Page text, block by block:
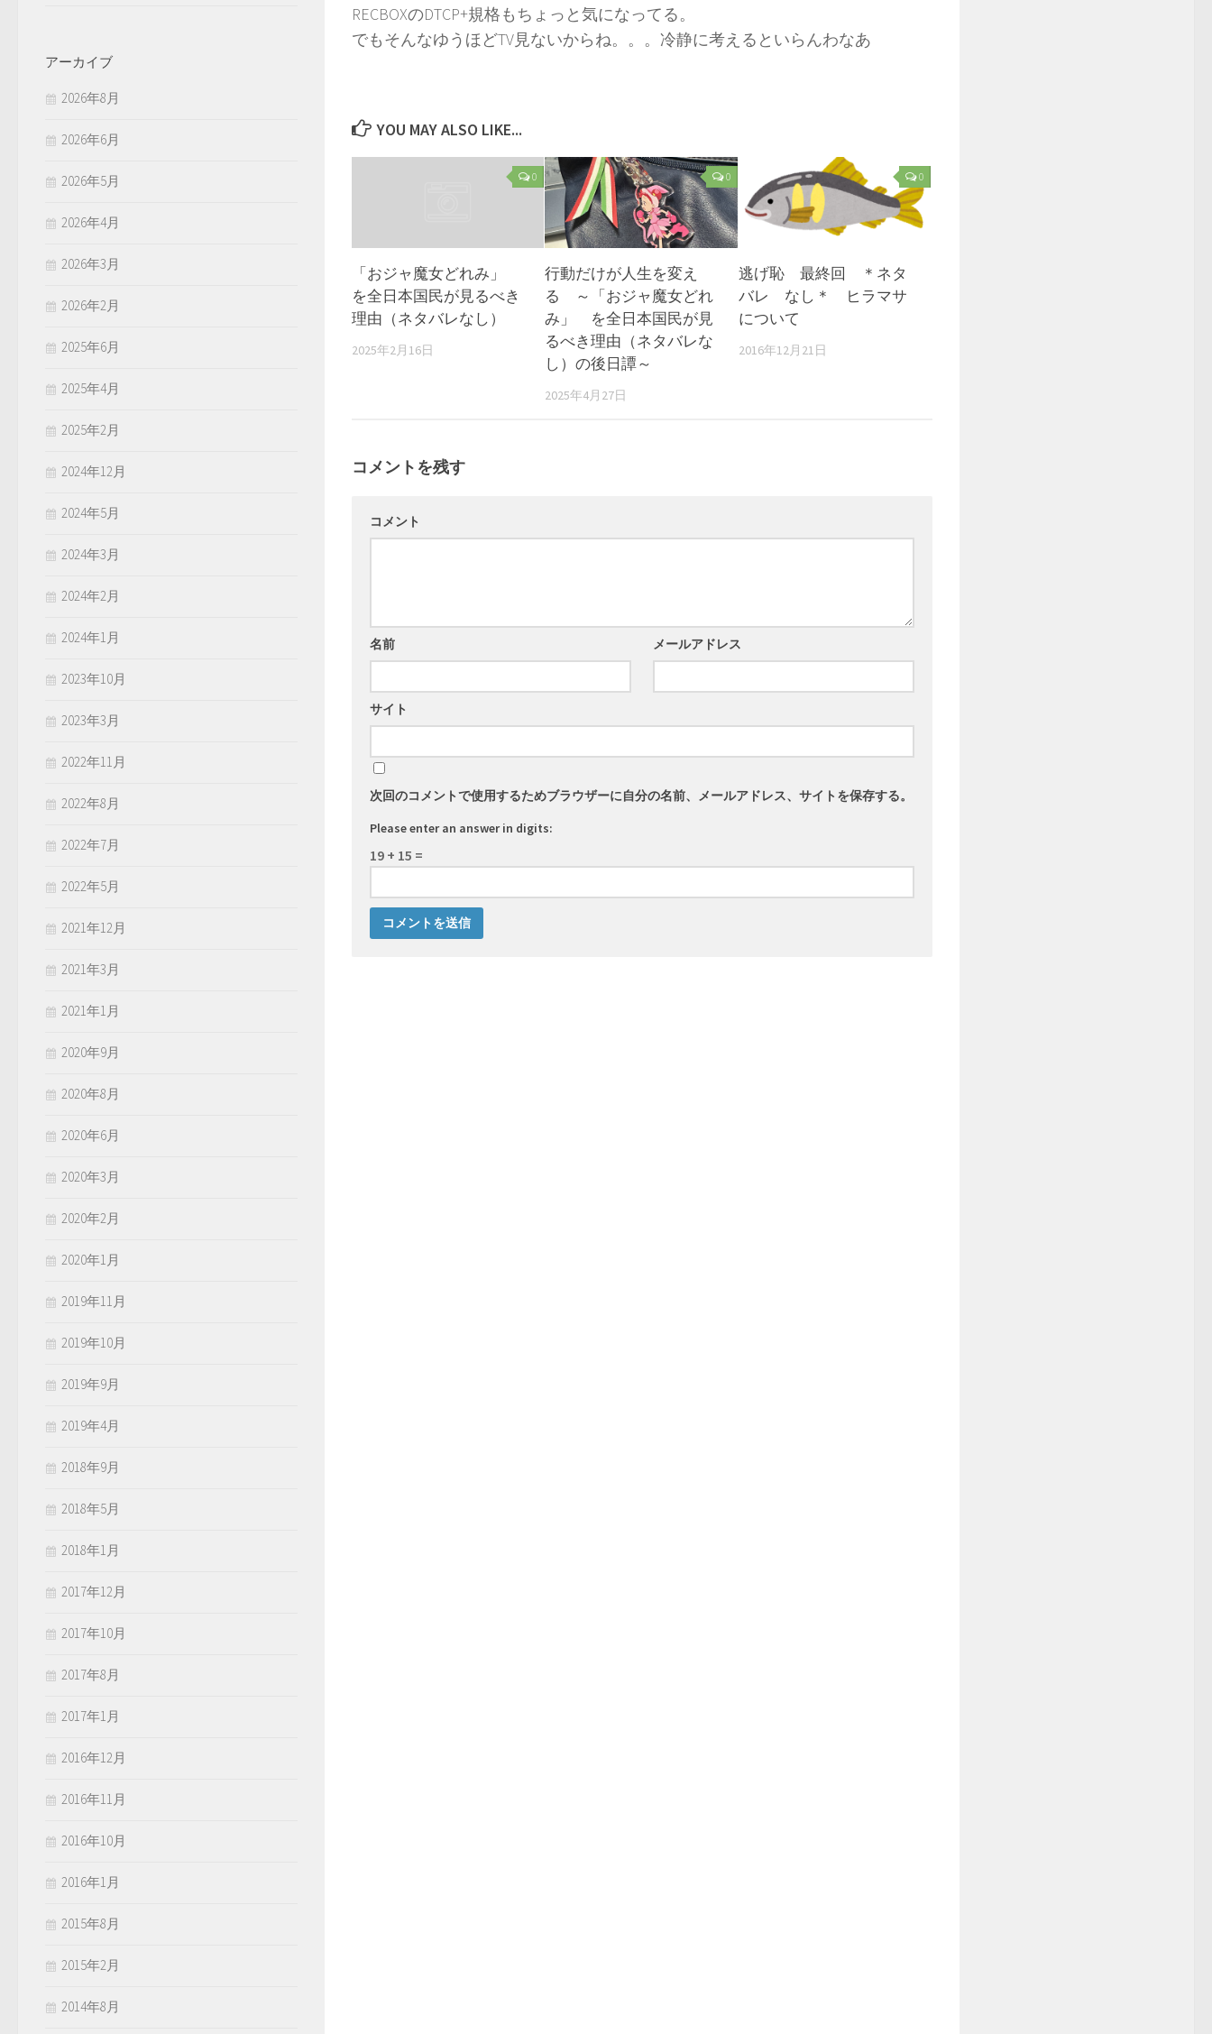
RECBOXのDTCP+規格もちょっと気になってる。
でもそんなゆうほどTV見ないからね。。。冷静に考えるといらんわなあ
YOU MAY ALSO LIKE...
0
「おジャ魔女どれみ」
を全日本国民が見るべき
理由（ネタバレなし）
2025年2月16日
0
行動だけが人生を変え
る ～「おジャ魔女どれ
み」 を全日本国民が見
るべき理由（ネタバレな
し）の後日譚～
2025年4月27日
0
逃げ恥 最終回 ＊ネタ
バレ なし＊ ヒラマサ
について
2016年12月21日
コメントを残す
コメント
名前 メールアドレス
サイト
次回のコメントで使用するためブラウザーに自分の名前、メールアドレス、サイトを保存する。
Please enter an answer in digits:
19 + 15 =
アーカイブ
2026年8月
2026年6月
2026年5月
2026年4月
2026年3月
2026年2月
2025年6月
2025年4月
2025年2月
2024年12月
2024年5月
2024年3月
2024年2月
2024年1月
2023年10月
2023年3月
2022年11月
2022年8月
2022年7月
2022年5月
2021年12月
2021年3月
2021年1月
2020年9月
2020年8月
2020年6月
2020年3月
2020年2月
2020年1月
2019年11月
2019年10月
2019年9月
2019年4月
2018年9月
2018年5月
2018年1月
2017年12月
2017年10月
2017年8月
2017年1月
2016年12月
2016年11月
2016年10月
2016年1月
2015年8月
2015年2月
2014年8月